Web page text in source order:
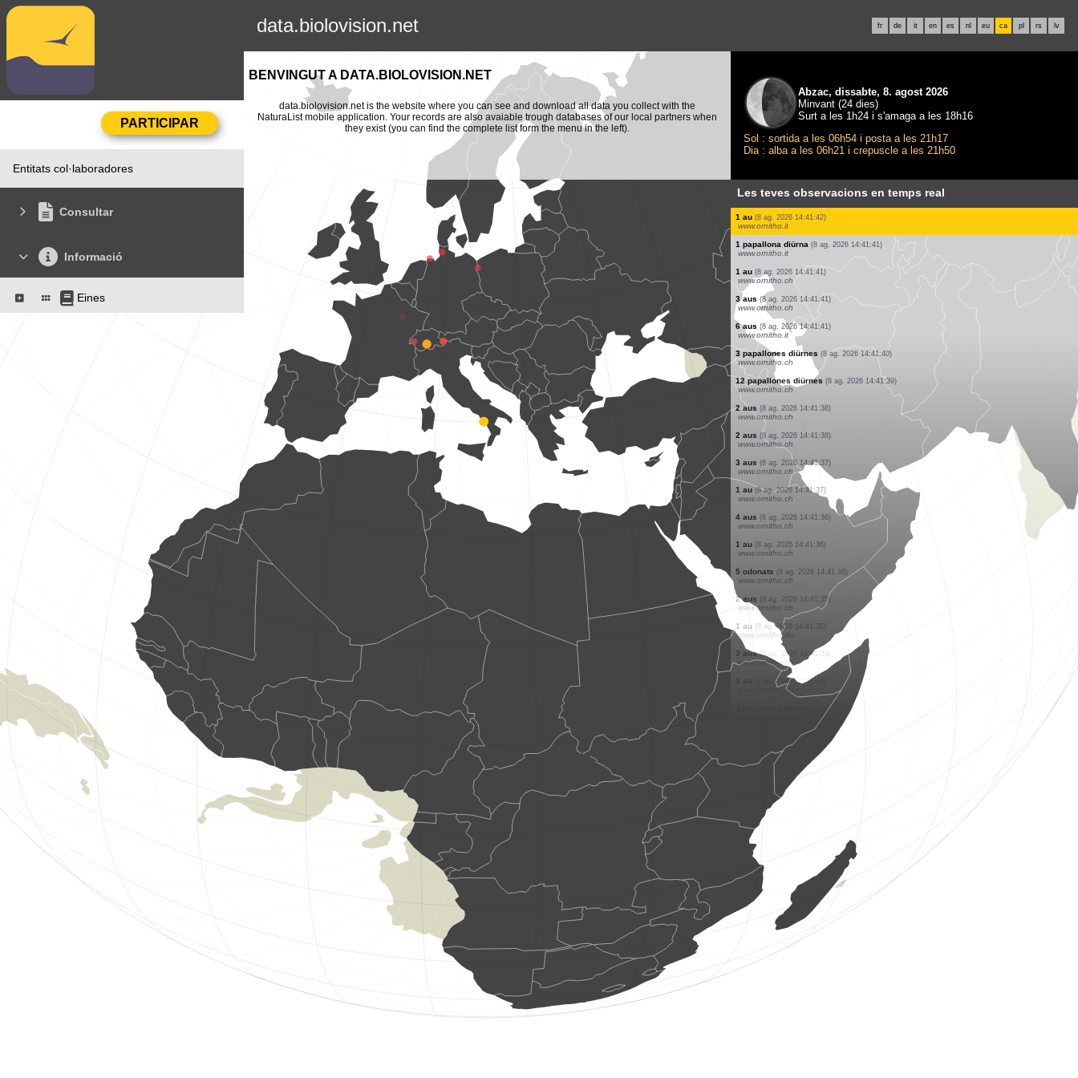
data.biolovision.net fr de it en es nl eu ca pl rs lv
Entitats col·laboradores
Consultar
Informació
Eines
BENVINGUT A DATA.BIOLOVISION.NET
data.biolovision.net is the website where you can see and download all data you collect with the
NaturaList mobile application. Your records are also avaiable trough databases of our local partners when
they exist (you can find the complete list form the menu in the left).
Abzac, dissabte, 8. agost 2026
Minvant (24 dies)
Surt a les 1h24 i s'amaga a les 18h16
Sol : sortida a les 06h54 i posta a les 21h17
Dia : alba a les 06h21 i crepuscle a les 21h50
Les teves observacions en temps real
0 au (8 ag. 2026 14:41:50)
www.ornitho.ch
3 aus (8 ag. 2026 14:41:50)
www.ornitho.ch
1 au (8 ag. 2026 14:41:49)
www.ornitho.ch
1 au (8 ag. 2026 14:41:48)
www.ornitho.ch
1 au (8 ag. 2026 14:41:48)
www.ornitho.de
10 aus (8 ag. 2026 14:41:47)
www.ornitho.pl
1 au (8 ag. 2026 14:41:46)
www.ornitho.de
1 au (8 ag. 2026 14:41:42)
www.ornitho.it
1 papallona diürna (8 ag. 2026 14:41:41)
www.ornitho.it
1 au (8 ag. 2026 14:41:41)
www.ornitho.ch
3 aus (8 ag. 2026 14:41:41)
www.ornitho.ch
6 aus (8 ag. 2026 14:41:41)
www.ornitho.it
3 papallones diürnes (8 ag. 2026 14:41:40)
www.ornitho.ch
12 papallones diürnes (8 ag. 2026 14:41:39)
www.ornitho.ch
2 aus (8 ag. 2026 14:41:38)
www.ornitho.ch
2 aus (8 ag. 2026 14:41:38)
www.ornitho.ch
3 aus (8 ag. 2026 14:41:37)
www.ornitho.ch
(8 ag. 2026 14:41:37)
www.ornitho.ch
(8 ag. 2026 14:41:36)
(8 ag. 2026 14:41:36)
www.ornitho.ch
5 odonats (8 ag. 2026 14:41:36)
(8 ag. 2026 14:41:35)
www.ornitho.ch
(8 ag. 2026 14:41:35)
www.ornitho.de
3 aus
www.ornitho.ch
1 au (8 ag. 2026 14:41:34)
www.ornitho.ch
1 papallona diürna (8 ag. 2026 14:41:33)
www.ornitho.ch
(8 ag. 2026 14:41:33)
(8 ag. 2026 14:41:32)
www.ornitho.de